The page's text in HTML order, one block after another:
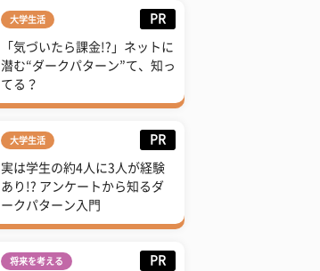
大学生活 PR
「気づいたら課金!?」ネットに
潜む“ダークパターン”て、知っ
てる？
大学生活 PR
実は学生の約4人に3人が経験
あり!? アンケートから知るダ
ークパターン入門
将来を考える PR